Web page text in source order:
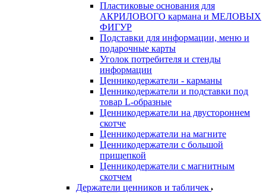
Пластиковые основания для
АКРИЛОВОГО кармана и МЕЛОВЫХ
ФИГУР
Подставки для информации, меню и
подарочные карты
Уголок потребителя и стенды
информации
Ценникодержатели - карманы
Ценникодержатели и подставки под
товар L-образные
Ценникодержатели на двустороннем
скотче
Ценникодержатели на магните
Ценникодержатели с большой
прищепкой
Ценникодержатели с магнитным
скотчем
Держатели ценников и табличек